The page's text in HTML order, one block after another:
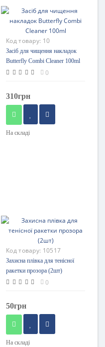
Код товару: 10
Засіб для чищення накладок
Butterfly Combi Cleaner 100ml
0
310грн
На складі
Код товару: 10517
Захисна плівка для тенісної
ракетки прозора (2шт)
0
50грн
На складі